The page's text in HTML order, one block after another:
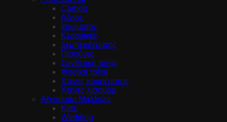
Carbon
Αέρος
Ισιώματος
Κεραμικές
Ξεμπερδέματος
Πιρούνες
Συνθετική τρίχα
Φυσική τρίχα
Χτένες κουρέματος
Χτένες λισουάρ
Αξεσουάρ Μαλλιών
Kids
Wedding